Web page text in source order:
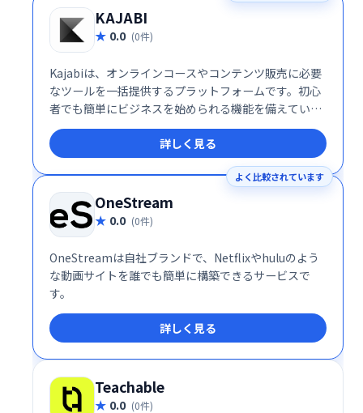
KAJABI
0.0 (0件)
Kajabiは、オンラインコースやコンテンツ販売に必要
なツールを一括提供するプラットフォームです。初心
者でも簡単にビジネスを始められる機能を備えていま
す。
詳しく見る
よく比較されています
OneStream
0.0 (0件)
OneStreamは自社ブランドで、Netflixやhuluのよう
な動画サイトを誰でも簡単に構築できるサービスで
す。
詳しく見る
Teachable
0.0 (0件)